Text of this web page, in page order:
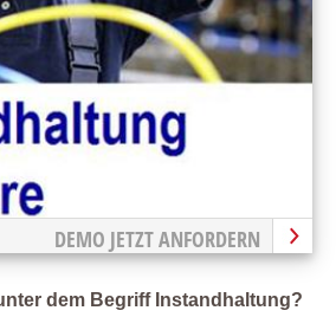
DEMO JETZT ANFORDERN
dem Begriff Instandhaltung?